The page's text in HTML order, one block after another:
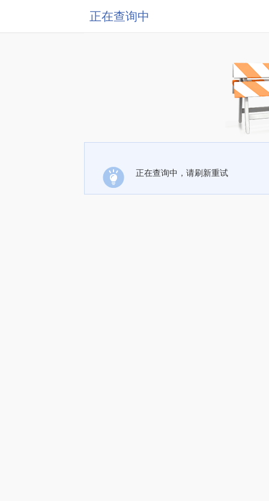
正在查询中
正在查询中，请刷新重试